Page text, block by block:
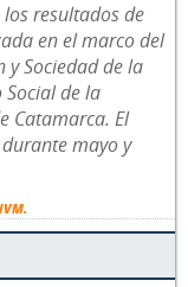
resultados de
en el marco del
y Sociedad de la
de la
Catamarca. El
mayo y